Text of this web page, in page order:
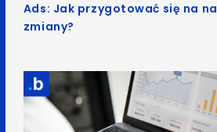
Ads: Jak przygotować się na
zmiany?